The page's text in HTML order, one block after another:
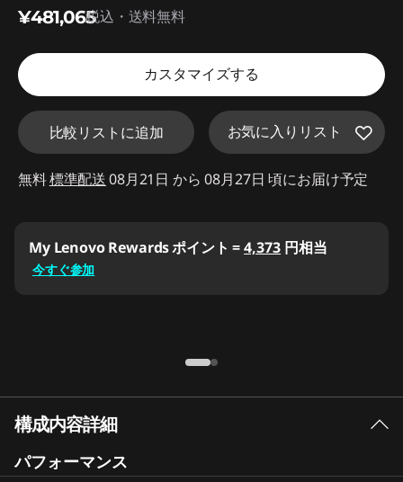
u
¥481,065税込・送料無料
カスタマイズする
比較リストに追加 お気に入りリスト
無料標準配送08月21日 から 08月27日 頃にお届け予定
法人限定価格:
Lenovo Proストアでお得に購入！
登録 (無料)
構成内容詳細
パフォーマンス